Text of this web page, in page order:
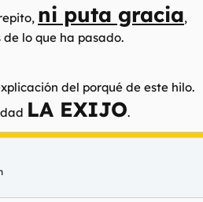
ni puta gracia,
lo que ha pasado.
del porqué de este hilo.
LA EXIJO.